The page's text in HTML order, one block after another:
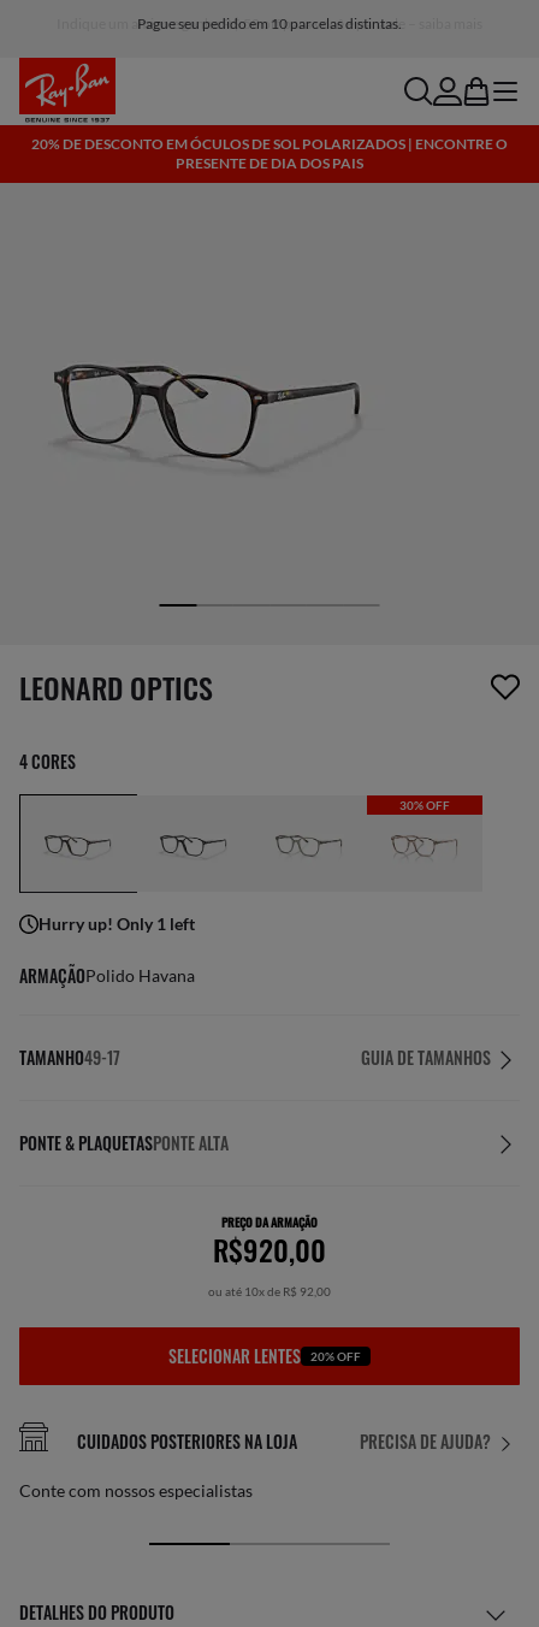
Pague seu pedido em 10 parcelas distintas.
searchaccount
bag menu
20% DE DESCONTO EM ÓCULOS DE SOL POLARIZADOS | ENCONTRE O
PRESENTE DE DIA DOS PAIS
1 item foi removido da sua lista de desejos
LEONARD OPTICS
4 CORES
30% OFF
Hurry up! Only 1 left
ARMAÇÃOPolido Havana
TAMANHO49-17 GUIA DE TAMANHOS
PONTE & PLAQUETASPONTE ALTA
PREÇO DA ARMAÇÃO
R$920,00
ou até 10x de R$ 92,00
SELECIONAR LENTES 20% OFF
PRECISA DE AJUDA?
CUIDADOS POSTERIORES NA LOJA
Conte com nossos especialistas
DETALHES DO PRODUTO